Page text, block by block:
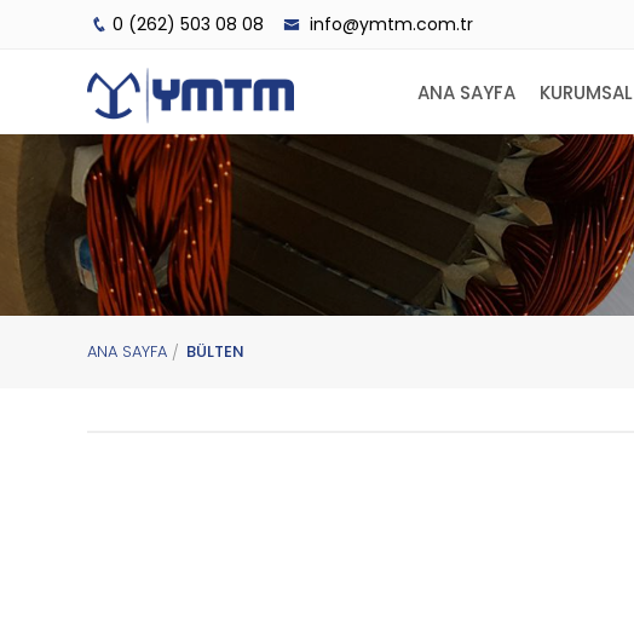
0 (262) 503 08 08 info@ymtm.com.tr
ANA SAYFA KURUMSAL
ANA SAYFA BÜLTEN